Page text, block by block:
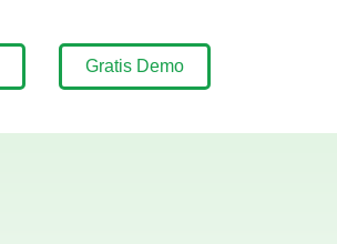
Gratis Demo